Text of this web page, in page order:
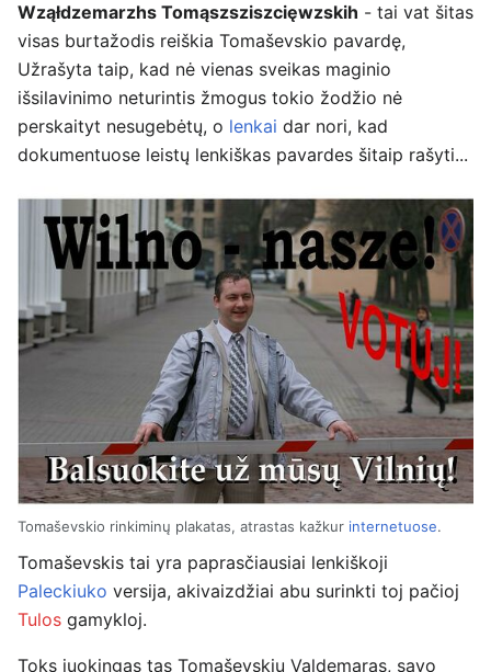
Wząłdzemarzhs Tomąszsziszcięwzskih - tai vat šitas
visas burtažodis reiškia Tomaševskio pavardę,
Užrašyta taip, kad nė vienas sveikas maginio
išsilavinimo neturintis žmogus tokio žodžio nė
perskaityt nesugebėtų, o lenkai dar nori, kad
dokumentuose leistų lenkiškas pavardes šitaip rašyti...
Tomaševskio rinkiminų plakatas, atrastas kažkur internetuose.
Tomaševskis tai yra paprasčiausiai lenkiškoji
Paleckiuko versija, akivaizdžiai abu surinkti toj pačioj
Tulos gamykloj.
Toks juokingas tas Tomaševskiu Valdemaras, savo